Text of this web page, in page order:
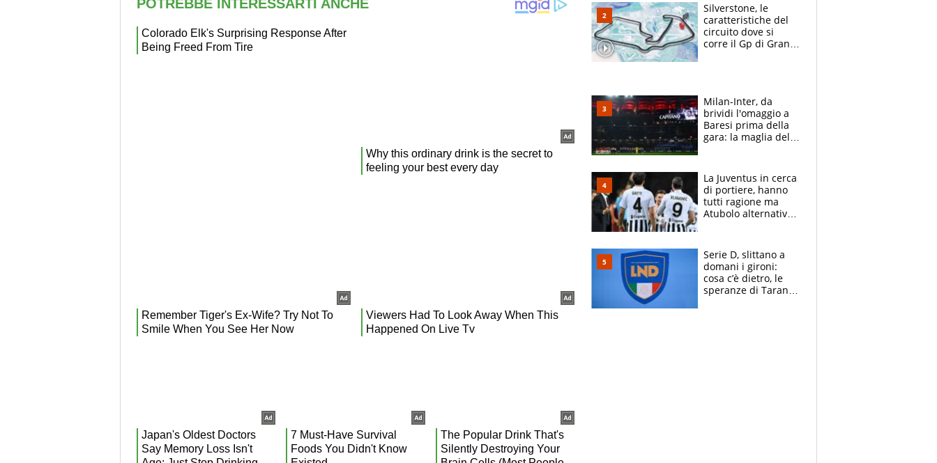
Silverstone, le
caratteristiche del
circuito dove si
corre il Gp di Gran
Milan-Inter, da
brividi l'omaggio a
Baresi prima della
gara: la maglia del
La Juventus in cerca
di portiere, hanno
tutti ragione ma
Atubolo alternativa
rimane Milinkovic-
Savic
Serie D, slittano a
domani i gironi:
cosa c’è dietro, le
speranze di Taranto